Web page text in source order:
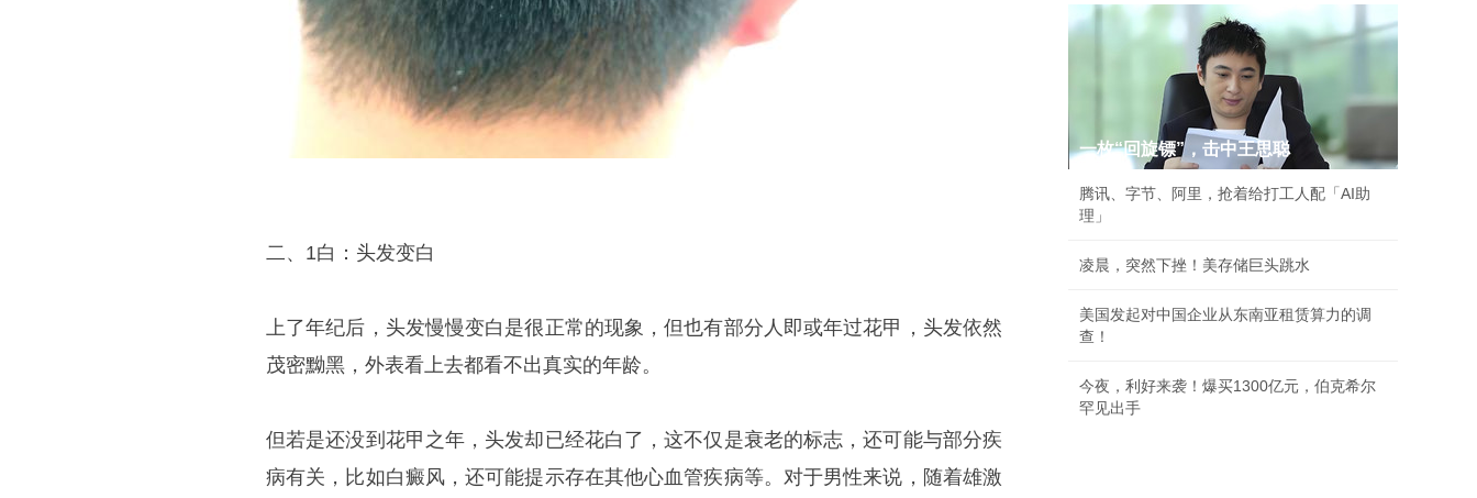
二、1白：头发变白
上了年纪后，头发慢慢变白是很正常的现象，但也有部分人即或年过花甲，头发依然
茂密黝黑，外表看上去都看不出真实的年龄。
但若是还没到花甲之年，头发却已经花白了，这不仅是衰老的标志，还可能与部分疾
病有关，比如白癜风，还可能提示存在其他心血管疾病等。对于男性来说，随着雄激
一枚“回旋镖”，击中王思聪
腾讯、字节、阿里，抢着给打工人配「AI助
理」
凌晨，突然下挫！美存储巨头跳水
美国发起对中国企业从东南亚租赁算力的调
查！
今夜，利好来袭！爆买1300亿元，伯克希尔
罕见出手